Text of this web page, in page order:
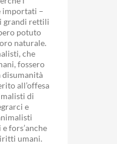
importati –
grandi rettili
potuto
naturale.
che
fossero
disumanità
all’offesa
di
e
fors’anche
umani.